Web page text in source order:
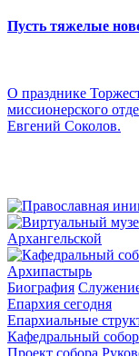
Пусть тяжелые
О празднике
миссионерского
Евгений Соколов.
Архипастырь
Биография
Епархия сегодня
Епархиальные
Кафедральный собор
Проект собора